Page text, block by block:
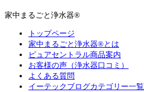
家中まるごと浄水器®
トップページ
家中まるごと浄水器®とは
ピュアセントラル商品案内
お客様の声（浄水器口コミ）
よくある質問
イーテックブログカテゴリー一覧